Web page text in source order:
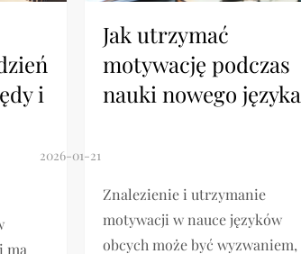
i
ma
Jak utrzymać
motywację podczas
nauki nowego języka
Znalezienie i utrzymanie
motywacji w nauce języków
obcych może być wyzwaniem,